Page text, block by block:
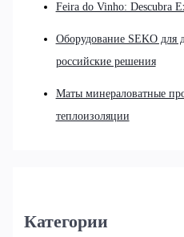
Feira do Vinho: Descubra
Оборудование SEKO для
российские решения
Маты минераловатные
теплоизоляции
Категории